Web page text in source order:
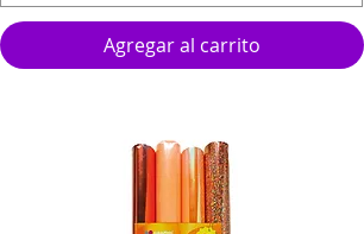
Agregar al carrito